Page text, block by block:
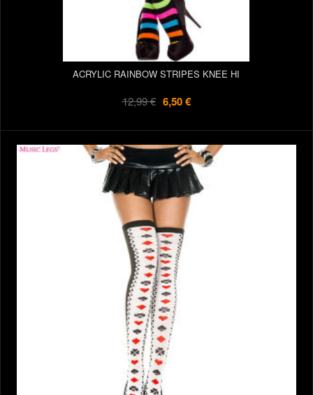
ACRYLIC RAINBOW STRIPES KNEE HI
12,99 € 6,50 €